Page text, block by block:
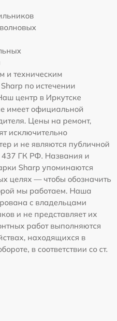
и техническим
по истечении
центр в Иркутске
имеет официальной
Цены на ремонт,
исключительно
и не являются публичной
437 ГК РФ. Названия и
Sharp упоминаются
целях — чтобы обозначить
мы работаем. Наша
с владельцами
и не представляет их
работ выполняются
находящихся в
в соответствии со ст.